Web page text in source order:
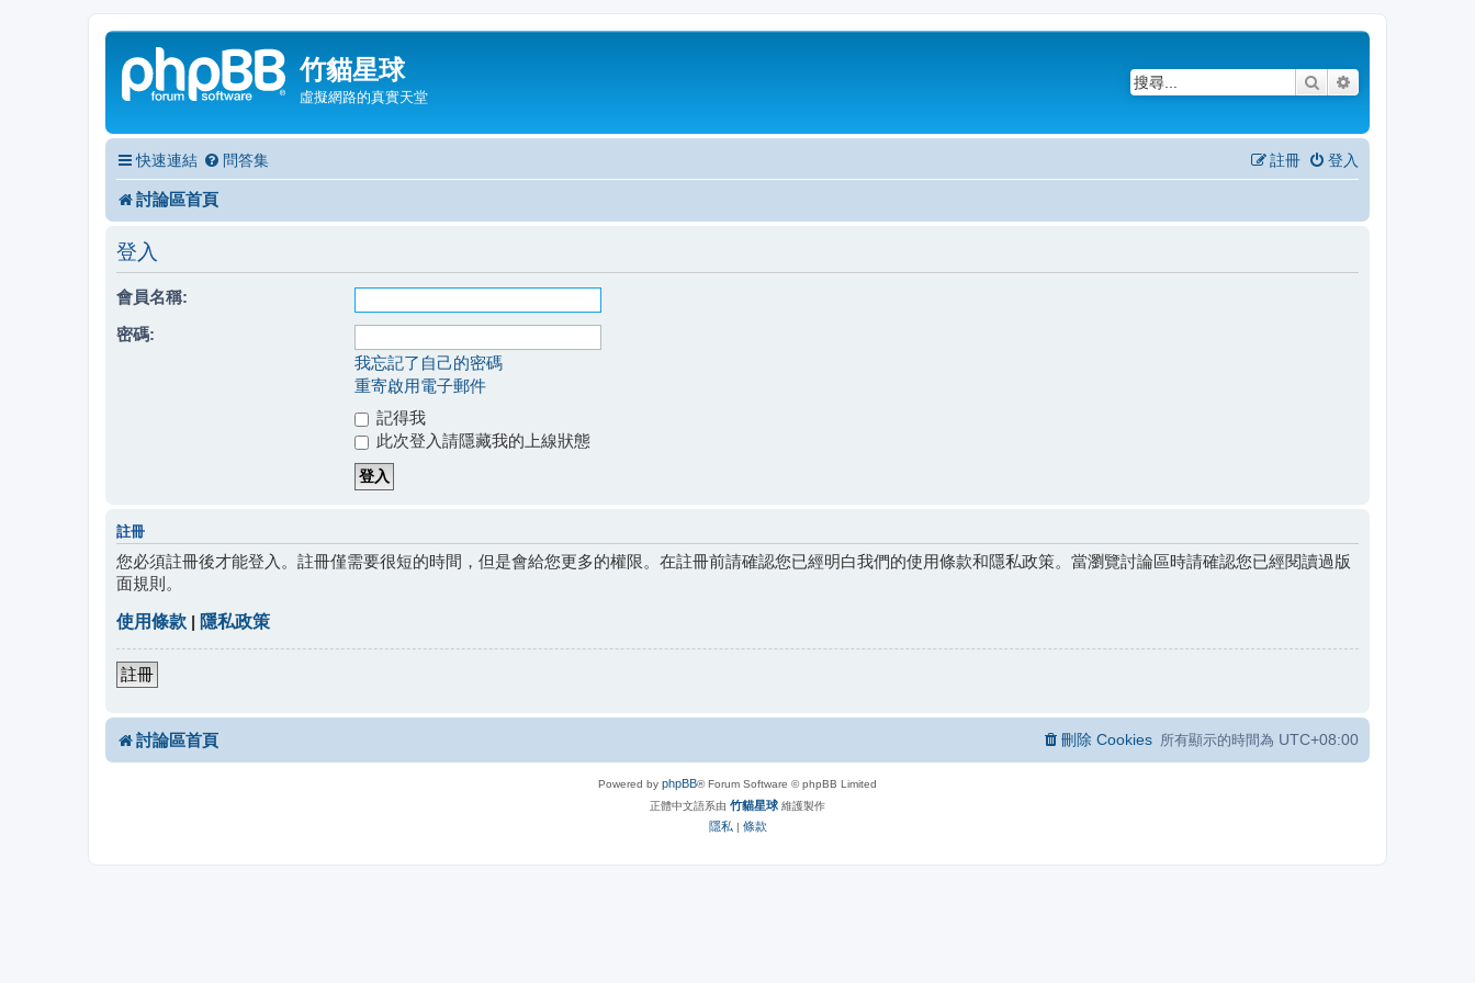
竹貓星球
虛擬網路的真實天堂
搜尋
快速連結 問答集 登入
註冊
討論區首頁
登入
會員名稱:
密碼:
我忘記了自己的密碼
重寄啟用電子郵件
記得我
此次登入請隱藏我的上線狀態
註冊
您必須註冊後才能登入。註冊僅需要很短的時間，但是會給您更多的權限。在註冊前請確認您已經明白我們的使用條款和隱私政策。當瀏覽討論區時請確認您已經閱讀過版
面規則。
使用條款 | 隱私政策
註冊
討論區首頁 所有顯示的時間為 UTC+08:00
刪除 Cookies
Powered by phpBB® Forum Software © phpBB Limited
正體中文語系由 竹貓星球 維護製作
隱私 | 條款